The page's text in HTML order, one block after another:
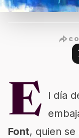
E l día
Font, quien